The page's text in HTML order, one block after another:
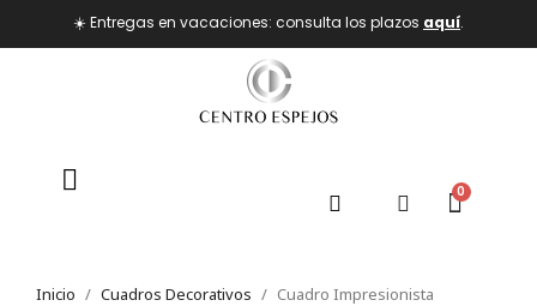
☀️ Entregas en vacaciones: consulta los plazos aquí.
Inicio Cuadros Decorativos
Cuadro Impresionista